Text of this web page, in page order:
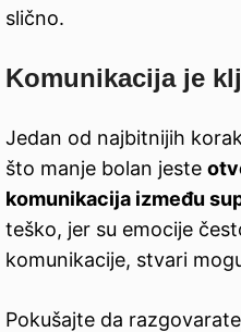
slično.
Komunikacija je
Jedan od najbitnijih
što manje bolan jeste
komunikacija između
teško, jer su emocije
komunikacije, stvari
Pokušajte da